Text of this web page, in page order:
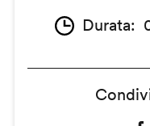
Durata